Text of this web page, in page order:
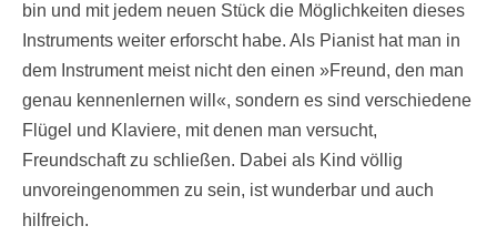
bin und mit jedem neuen Stück die Möglichkeiten dieses
Instruments weiter erforscht habe. Als Pianist hat man in
dem Instrument meist nicht den einen »Freund, den man
genau kennenlernen will«, sondern es sind verschiedene
Flügel und Klaviere, mit denen man versucht,
Freundschaft zu schließen. Dabei als Kind völlig
unvoreingenommen zu sein, ist wunderbar und auch
hilfreich.